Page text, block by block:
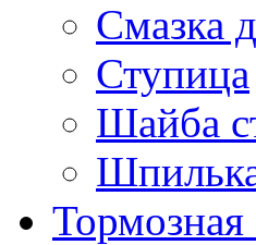
Смазка
Ступица
Шайба
Тормозная